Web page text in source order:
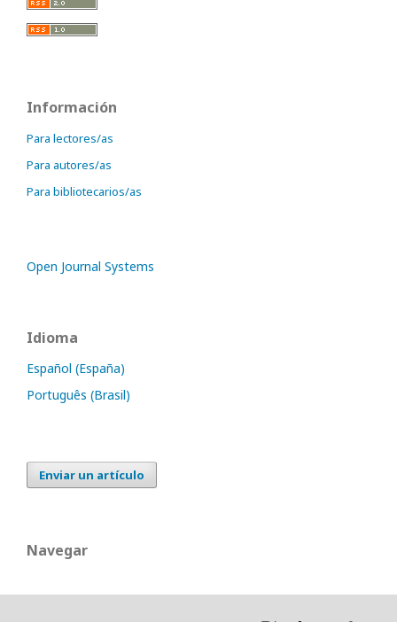
Información
Para lectores/as
Para autores/as
Para bibliotecarios/as
Open Journal Systems
Idioma
Español (España)
Português (Brasil)
Enviar un artículo
Navegar